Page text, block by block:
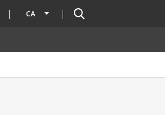
CA Llista les accions addicionals
Cercador